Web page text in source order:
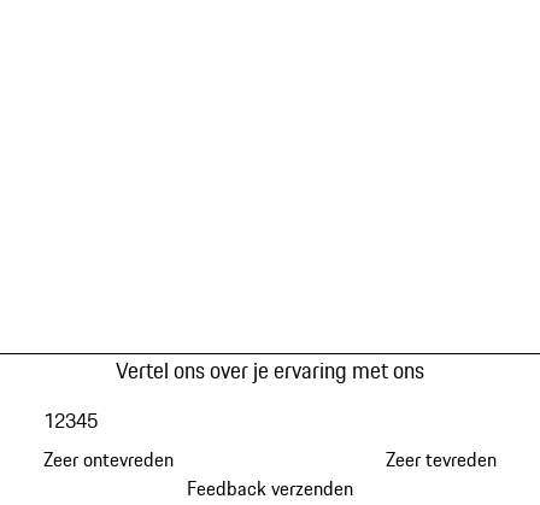
Vertel ons over je ervaring met ons
Zeer ontevreden
12345
Zeer tevreden
Feedback verzenden